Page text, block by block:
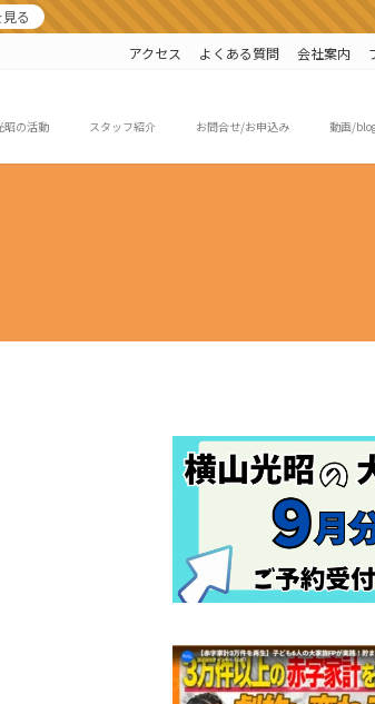
る
アクセス よくある質問 会社案内
昭の活動 スタッフ紹介 お問合せ/お申込み 動画/